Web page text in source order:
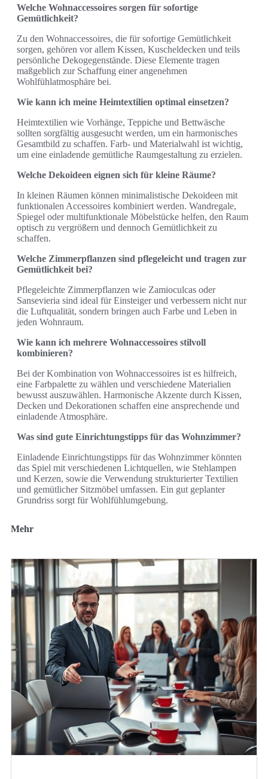
Welche Wohnaccessoires sorgen für sofortige
Gemütlichkeit?
Zu den Wohnaccessoires, die für sofortige Gemütlichkeit
sorgen, gehören vor allem Kissen, Kuscheldecken und teils
persönliche Dekogegenstände. Diese Elemente tragen
maßgeblich zur Schaffung einer angenehmen
Wohlfühlatmosphäre bei.
Wie kann ich meine Heimtextilien optimal einsetzen?
Heimtextilien wie Vorhänge, Teppiche und Bettwäsche
sollten sorgfältig ausgesucht werden, um ein harmonisches
Gesamtbild zu schaffen. Farb- und Materialwahl ist wichtig,
um eine einladende gemütliche Raumgestaltung zu erzielen.
Welche Dekoideen eignen sich für kleine Räume?
In kleinen Räumen können minimalistische Dekoideen mit
funktionalen Accessoires kombiniert werden. Wandregale,
Spiegel oder multifunktionale Möbelstücke helfen, den Raum
optisch zu vergrößern und dennoch Gemütlichkeit zu
schaffen.
Welche Zimmerpflanzen sind pflegeleicht und tragen zur
Gemütlichkeit bei?
Pflegeleichte Zimmerpflanzen wie Zamioculcas oder
Sansevieria sind ideal für Einsteiger und verbessern nicht nur
die Luftqualität, sondern bringen auch Farbe und Leben in
jeden Wohnraum.
Wie kann ich mehrere Wohnaccessoires stilvoll
kombinieren?
Bei der Kombination von Wohnaccessoires ist es hilfreich,
eine Farbpalette zu wählen und verschiedene Materialien
bewusst auszuwählen. Harmonische Akzente durch Kissen,
Decken und Dekorationen schaffen eine ansprechende und
einladende Atmosphäre.
Was sind gute Einrichtungstipps für das Wohnzimmer?
Einladende Einrichtungstipps für das Wohnzimmer könnten
das Spiel mit verschiedenen Lichtquellen, wie Stehlampen
und Kerzen, sowie die Verwendung strukturierter Textilien
und gemütlicher Sitzmöbel umfassen. Ein gut geplanter
Grundriss sorgt für Wohlfühlumgebung.
Mehr